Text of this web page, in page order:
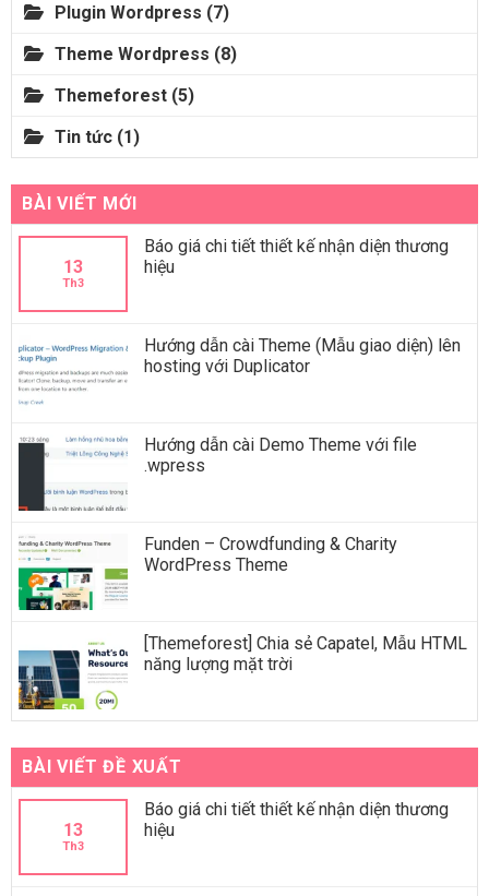
Plugin Wordpress (7)
Theme Wordpress (8)
Themeforest (5)
Tin tức (1)
BÀI VIẾT MỚI
13
Th3
Báo giá chi tiết thiết kế nhận diện thương
hiệu
Hướng dẫn cài Theme (Mẫu giao diện) lên
hosting với Duplicator
Hướng dẫn cài Demo Theme với file
.wpress
Funden – Crowdfunding & Charity
WordPress Theme
[Themeforest] Chia sẻ Capatel, Mẫu HTML
năng lượng mặt trời
BÀI VIẾT ĐỀ XUẤT
13
Th3
Báo giá chi tiết thiết kế nhận diện thương
hiệu